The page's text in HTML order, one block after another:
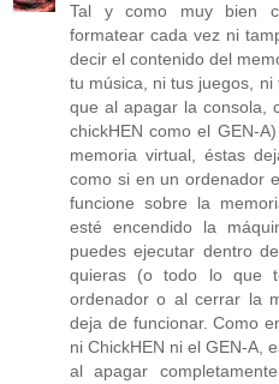
Tal y como muy bien
formatear cada vez ni
decir el contenido del
tu música, ni tus juegos,
que al apagar la consola,
chickHEN como el GEN-
memoria virtual, éstas
como si en un ordenador
funcione sobre la
esté encendido la
puedes ejecutar dentro
quieras (o todo lo que
ordenador o al cerrar la
deja de funcionar. Como
ni ChickHEN ni el GEN-A,
al apagar